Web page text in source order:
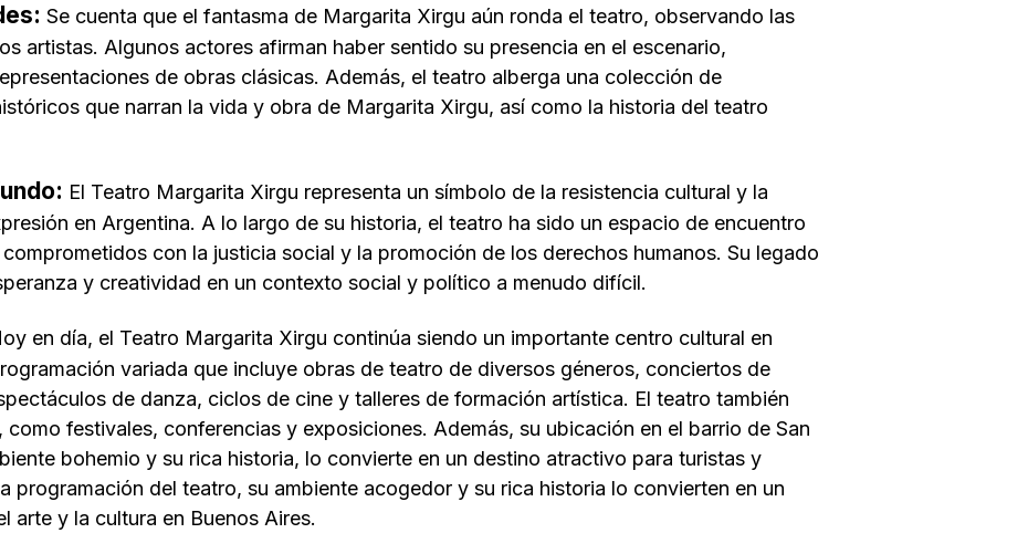
Se cuenta que el fantasma de Margarita Xirgu aún ronda el teatro, observando las
artistas. Algunos actores afirman haber sentido su presencia en el escenario,
de obras clásicas. Además, el teatro alberga una colección de
que narran la vida y obra de Margarita Xirgu, así como la historia del teatro
El Teatro Margarita Xirgu representa un símbolo de la resistencia cultural y la
en Argentina. A lo largo de su historia, el teatro ha sido un espacio de encuentro
con la justicia social y la promoción de los derechos humanos. Su legado
y creatividad en un contexto social y político a menudo difícil.
en día, el Teatro Margarita Xirgu continúa siendo un importante centro cultural en
variada que incluye obras de teatro de diversos géneros, conciertos de
de danza, ciclos de cine y talleres de formación artística. El teatro también
festivales, conferencias y exposiciones. Además, su ubicación en el barrio de San
bohemio y su rica historia, lo convierte en un destino atractivo para turistas y
programación del teatro, su ambiente acogedor y su rica historia lo convierten en un
arte y la cultura en Buenos Aires.